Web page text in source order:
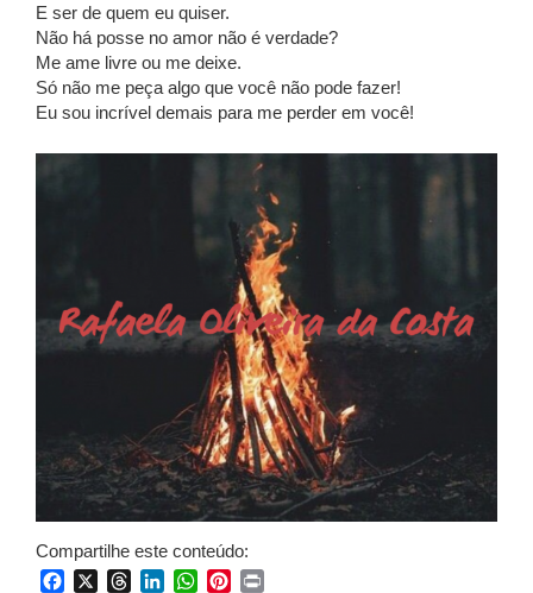
E ser de quem eu quiser.
Não há posse no amor não é verdade?
Me ame livre ou me deixe.
Só não me peça algo que você não pode fazer!
Eu sou incrível demais para me perder em você!
Compartilhe este conteúdo:
FacebookThreadsLinkedInWhatsApp
Pinterest